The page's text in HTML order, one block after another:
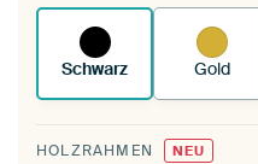
funktioniert es.
Schwarz Gold
HOLZRAHMEN NEU